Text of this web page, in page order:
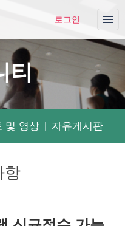
로그인
티
및 영상 자유게시판
항